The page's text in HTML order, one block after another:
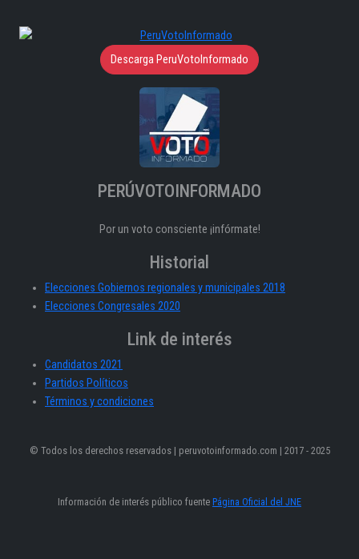
Descarga PeruVotoInformado
PERÚVOTOINFORMADO
Por un voto consciente ¡infórmate!
Historial
Elecciones Gobiernos regionales y municipales 2018
Elecciones Congresales 2020
Link de interés
Candidatos 2021
Partidos Políticos
Términos y condiciones
© Todos los derechos reservados | peruvotoinformado.com | 2017 - 2025
Información de interés público fuente Página Oficial del JNE